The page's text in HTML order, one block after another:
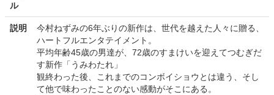
ル
説明
今村ねずみの6年ぶりの新作は、世代を越えた人々に贈る、
ハートフルエンタテイメント。
平均年齢45歳の男達が、72歳のすまけいを迎えてつむぎだ
す新作「うみわたれ」
観終わった後、これまでのコンボイショウとは違う、そし
て他で味わったことのない感動がそこにある。